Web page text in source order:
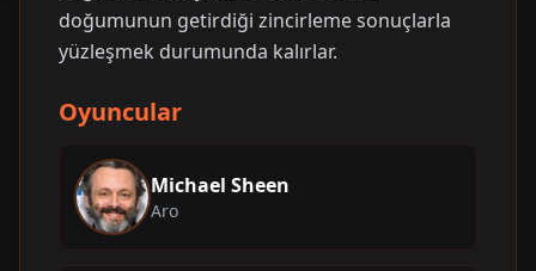
doğumunun getirdiği zincirleme sonuçlarla
yüzleşmek durumunda kalırlar.
Oyuncular
Michael Sheen
Aro